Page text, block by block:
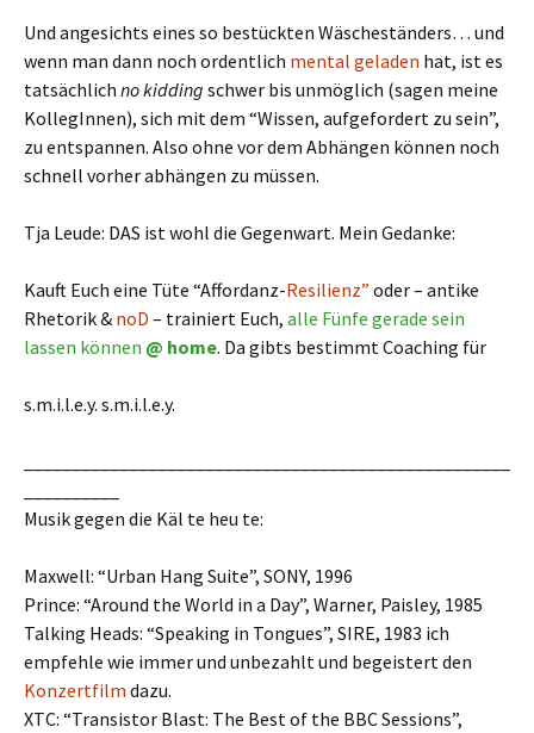
Und angesichts eines so bestückten Wäscheständers… und
wenn man dann noch ordentlich mental geladen hat, ist es
tatsächlich no kidding schwer bis unmöglich (sagen meine
KollegInnen), sich mit dem “Wissen, aufgefordert zu sein”,
zu entspannen. Also ohne vor dem Abhängen können noch
schnell vorher abhängen zu müssen.
Tja Leude: DAS ist wohl die Gegenwart. Mein Gedanke:
Kauft Euch eine Tüte “Affordanz-Resilienz” oder – antike
Rhetorik & noD – trainiert Euch, alle Fünfe gerade sein
lassen können @ home. Da gibts bestimmt Coaching für
s.m.i.l.e.y. s.m.i.l.e.y.
Musik gegen die Käl te heu te:
Maxwell: “Urban Hang Suite”, SONY, 1996
Prince: “Around the World in a Day”, Warner, Paisley, 1985
Talking Heads: “Speaking in Tongues”, SIRE, 1983 ich
empfehle wie immer und unbezahlt und begeistert den
Konzertfilm dazu.
XTC: “Transistor Blast: The Best of the BBC Sessions”,